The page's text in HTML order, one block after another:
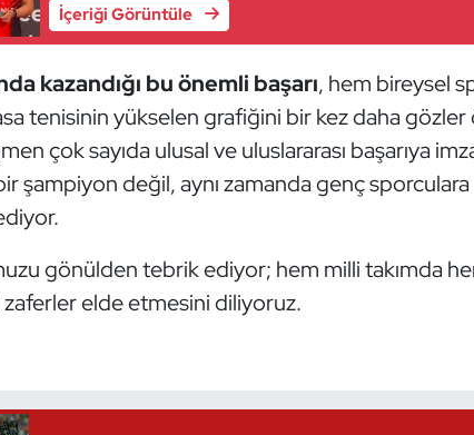
İçeriği Görüntüle
kazandığı bu önemli başarı, hem bireysel
tenisinin yükselen grafiğini bir kez daha gözler
çok sayıda ulusal ve uluslararası başarıya
şampiyon değil, aynı zamanda genç sporculara
gönülden tebrik ediyor; hem milli takımda
elde etmesini diliyoruz.